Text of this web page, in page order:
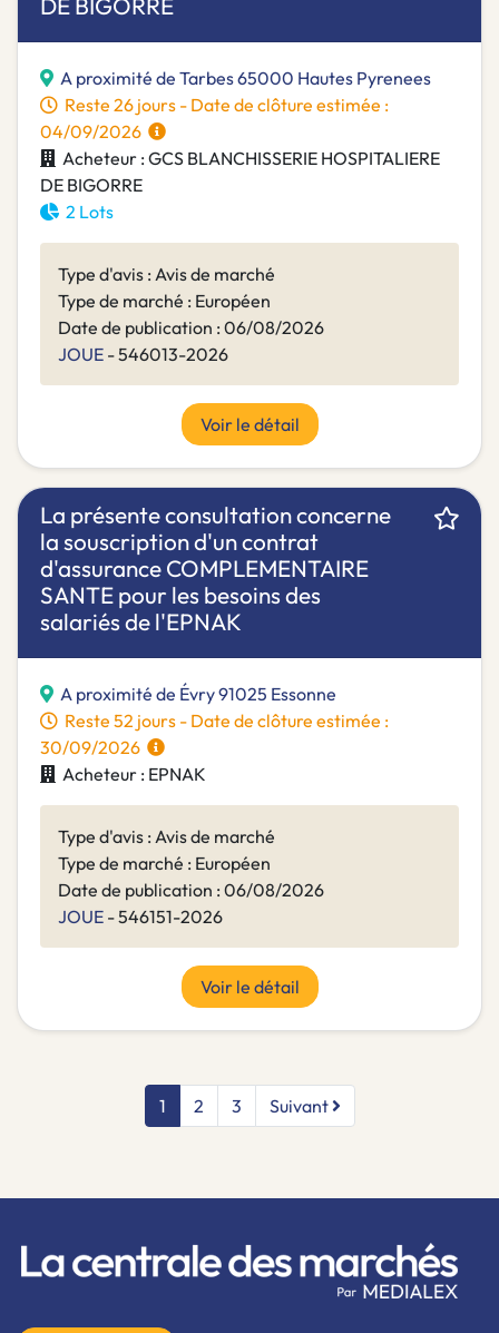
DE BIGORRE
A proximité de Tarbes 65000 Hautes Pyrenees
Reste 26 jours - Date de clôture estimée :
04/09/2026
Acheteur : GCS BLANCHISSERIE HOSPITALIERE
DE BIGORRE
2 Lots
Type d'avis : Avis de marché
Type de marché : Européen
Date de publication : 06/08/2026
JOUE - 546013-2026
Voir le détail
La présente consultation concerne
la souscription d'un contrat
d'assurance COMPLEMENTAIRE
SANTE pour les besoins des
salariés de l'EPNAK
A proximité de Évry 91025 Essonne
Reste 52 jours - Date de clôture estimée :
30/09/2026
Acheteur : EPNAK
Type d'avis : Avis de marché
Type de marché : Européen
Date de publication : 06/08/2026
JOUE - 546151-2026
Voir le détail
1 2 3 Suivant